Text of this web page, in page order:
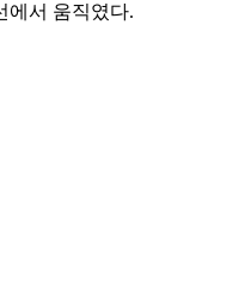
에서 움직였다.